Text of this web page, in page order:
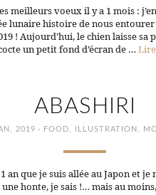
meilleurs voeux il y a 1 mois :
lunaire histoire de nous entourer
! Aujourd’hui, le chien laisse sa
un petit fond d’écran de …
ABASHIRI
2019 · FOOD ILLUSTRATION
an que je suis allée au Japon et
honte, je sais !… mais au